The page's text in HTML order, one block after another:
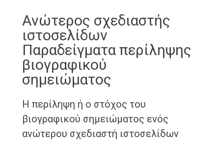
Ανώτερος σχεδιαστής
ιστοσελίδων
Παραδείγματα περίληψης
βιογραφικού
σημειώματος
Η περίληψη ή ο στόχος του
βιογραφικού σημειώματος ενός
ανώτερου σχεδιαστή ιστοσελίδων